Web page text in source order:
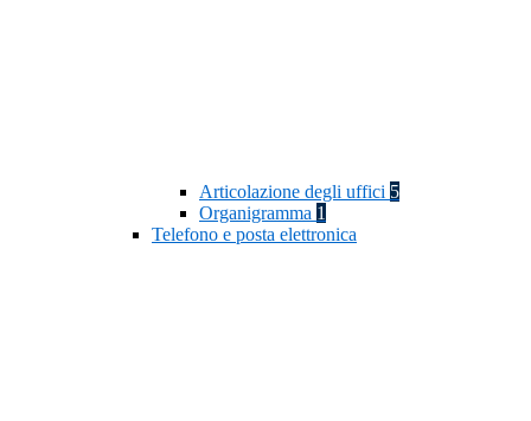
Articolazione degli uffici 5
Organigramma 1
Telefono e posta elettronica